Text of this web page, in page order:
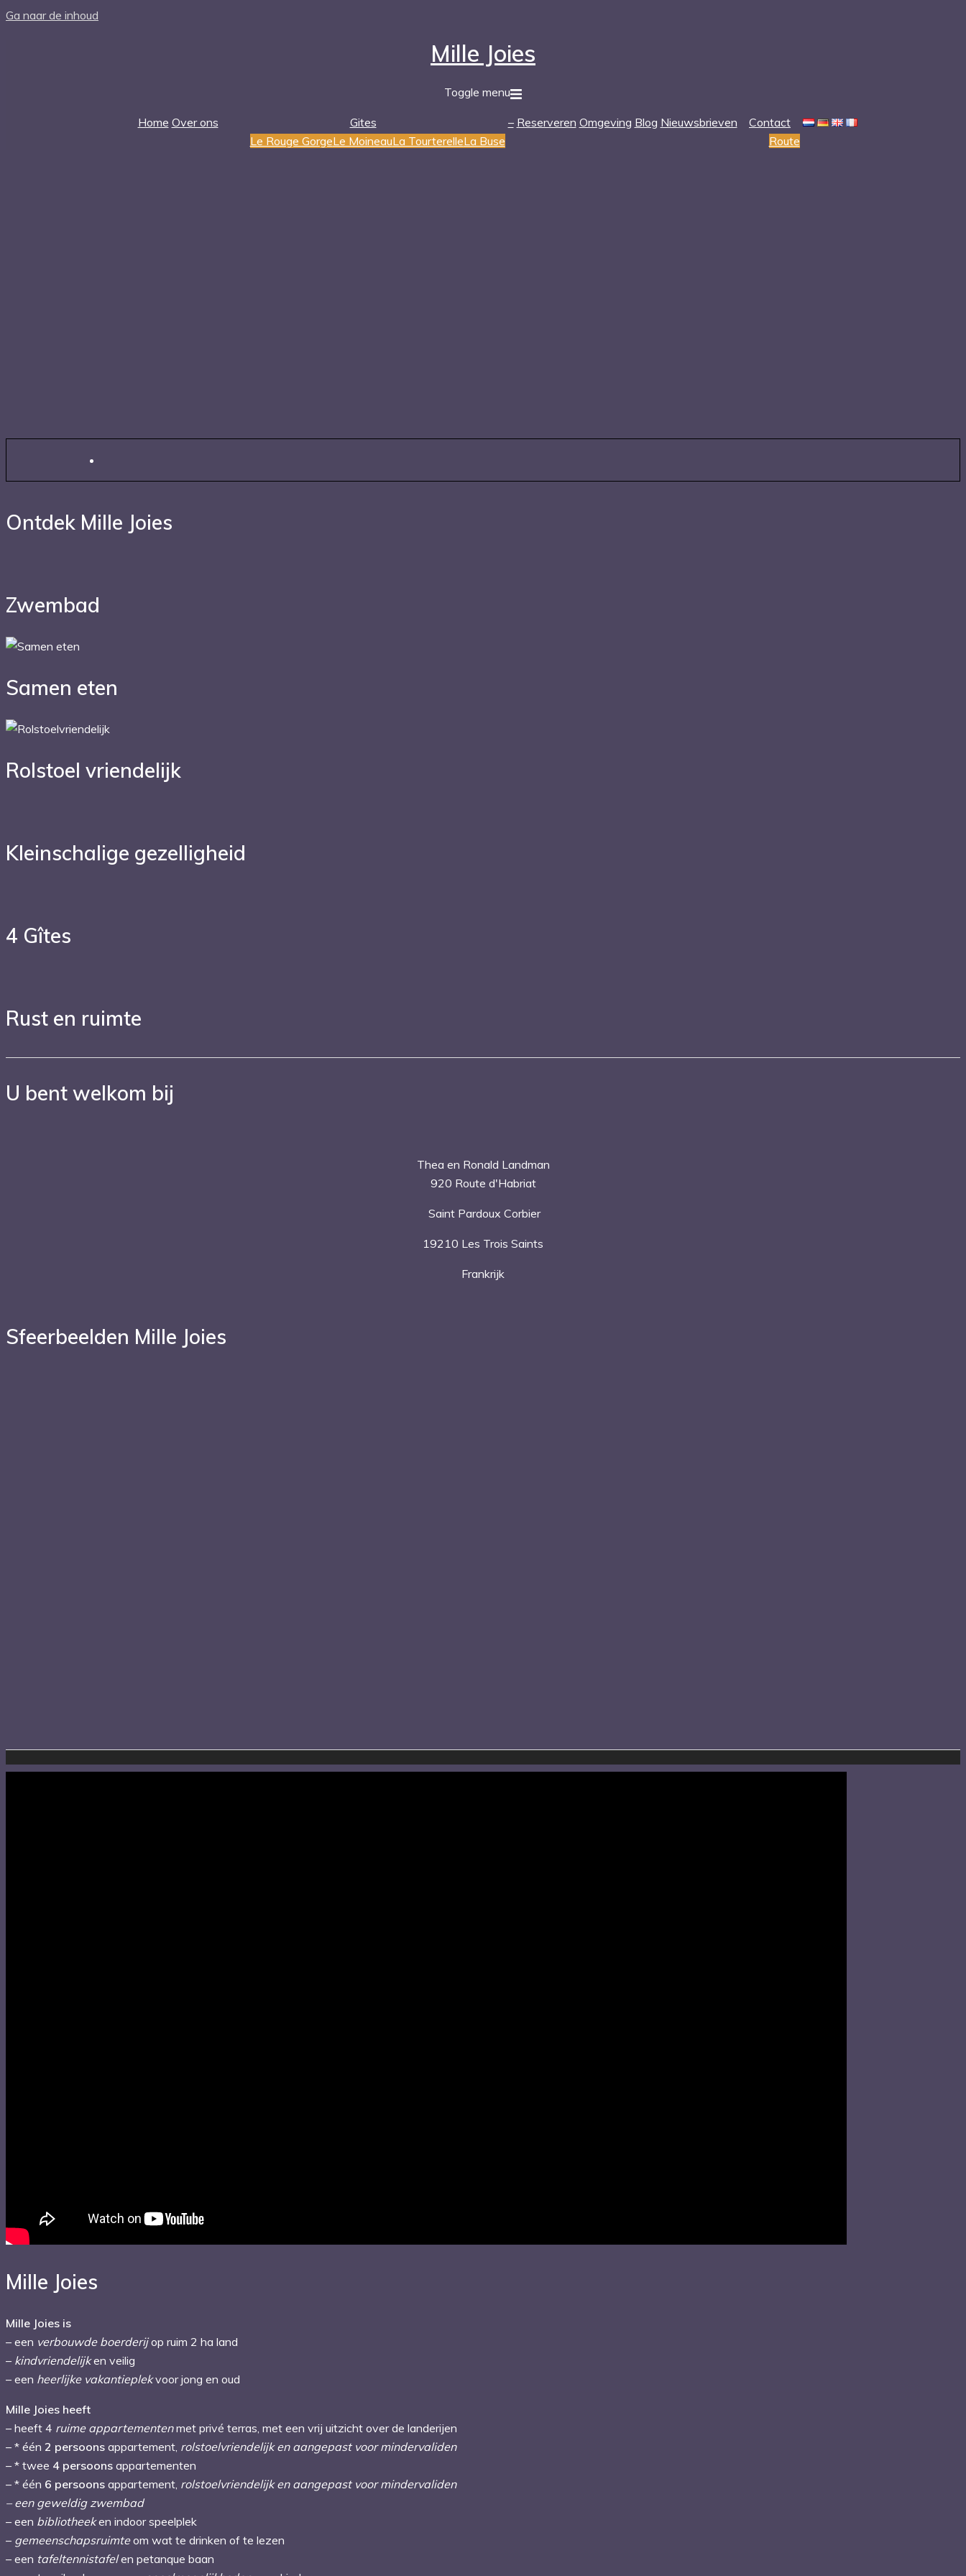
Ga naar de inhoud
Mille Joies
Toggle menu
Home Over ons
Gites
Le Rouge GorgeLe MoineauLa TourterelleLa Buse
– Reserveren Omgeving Blog Nieuwsbrieven
Contact
Route
Ontdek Mille Joies
Zwembad
Samen eten
Rolstoel vriendelijk
Kleinschalige gezelligheid
4 Gîtes
Rust en ruimte
U bent welkom bij
Thea en Ronald Landman
920 Route d'Habriat
Saint Pardoux Corbier
19210 Les Trois Saints
Frankrijk
Sfeerbeelden Mille Joies
Mille Joies
Mille Joies is
– een verbouwde boerderijop ruim 2 ha land
– kindvriendelijken veilig
– een heerlijke vakantieplekvoor jong en oud
Mille Joies heeft
– heeft 4 ruime appartementenmet privé terras, met een vrij uitzicht over de landerijen
– * één 2 persoons appartement, rolstoelvriendelijk en aangepast voor mindervaliden
– * twee 4 persoons appartementen
– * één 6 persoons appartement, rolstoelvriendelijk en aangepast voor mindervaliden
– een geweldig zwembad
– een bibliotheeken indoor speelplek
– gemeenschapsruimteom wat te drinken of te lezen
– een tafeltennistafelen petanque baan